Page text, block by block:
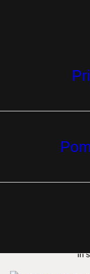
spletni
in